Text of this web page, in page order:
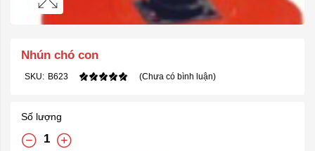
Nhún chó con
SKU: B623 (Chưa có bình luận)
Số lượng